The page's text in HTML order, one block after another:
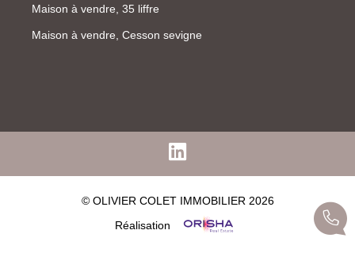
Maison à vendre, 35 liffre
Maison à vendre, Cesson sevigne
© OLIVIER COLET IMMOBILIER 2026
Réalisation